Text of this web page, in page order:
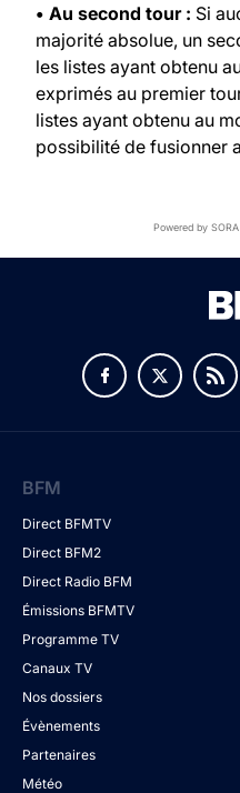
• Au second tour : Si
majorité absolue, un
les listes ayant obtenu
exprimés au premier
listes ayant obtenu au
possibilité de fusionner
Powered by
BFM
Direct BFMTV
Direct BFM2
Direct Radio BFM
Émissions BFMTV
Programme TV
Canaux TV
Nos dossiers
Évènements
Partenaires
Météo